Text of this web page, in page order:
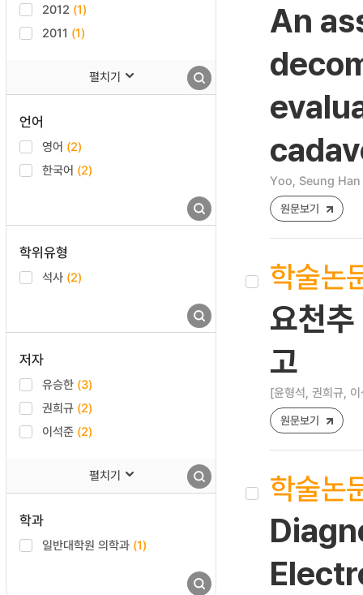
2012 (1)
2011 (1)
펼치기
언어
영어 (2)
한국어 (2)
학위유형
석사 (2)
저자
유승한 (3)
권희규 (2)
이석준 (2)
펼치기
학과
일반대학원 의학과 (1)
An
Yoo, Seung Han
원문보기
학술논
요천
고
[윤형석, 권희규,
원문보기
학술논